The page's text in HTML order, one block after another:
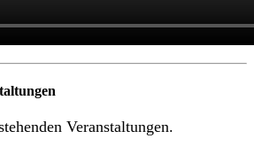
Veranstaltungen.